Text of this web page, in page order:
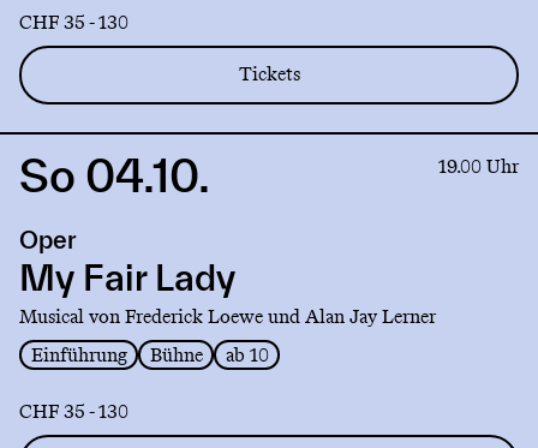
CHF 35 - 130
Tickets
Link
My
Fair
Lady
So 04.10. 19.00 Uhr
Oper
My Fair Lady
Musical von Frederick Loewe und Alan Jay Lerner
Einführung
Bühne ab 10
CHF 35 - 130